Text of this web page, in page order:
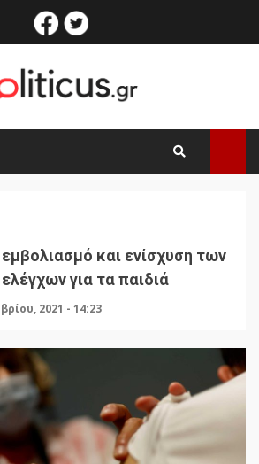
facebook
και ενίσχυση των
για τα παιδιά
2021 - 14:23